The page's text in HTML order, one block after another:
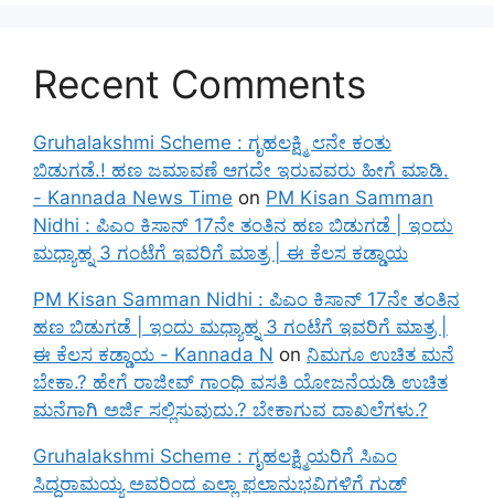
Recent Comments
Gruhalakshmi Scheme : ಗೃಹಲಕ್ಷ್ಮಿ ೮ನೇ ಕಂತು
ಬಿಡುಗಡೆ.! ಹಣ ಜಮಾವಣೆ ಆಗದೇ ಇರುವವರು ಹೀಗೆ ಮಾಡಿ.
- Kannada News Time on PM Kisan Samman
Nidhi : ಪಿಎಂ ಕಿಸಾನ್ 17ನೇ ತಂತಿನ ಹಣ ಬಿಡುಗಡೆ | ಇಂದು
ಮಧ್ಯಾಹ್ನ 3 ಗಂಟೆಗೆ ಇವರಿಗೆ ಮಾತ್ರ | ಈ ಕೆಲಸ ಕಡ್ಡಾಯ
PM Kisan Samman Nidhi : ಪಿಎಂ ಕಿಸಾನ್ 17ನೇ ತಂತಿನ
ಹಣ ಬಿಡುಗಡೆ | ಇಂದು ಮಧ್ಯಾಹ್ನ 3 ಗಂಟೆಗೆ ಇವರಿಗೆ ಮಾತ್ರ |
ಈ ಕೆಲಸ ಕಡ್ಡಾಯ - Kannada N on ನಿಮಗೂ ಉಚಿತ ಮನೆ
ಬೇಕಾ.? ಹೇಗೆ ರಾಜೀವ್ ಗಾಂಧಿ ವಸತಿ ಯೋಜನೆಯಡಿ ಉಚಿತ
ಮನೆಗಾಗಿ ಅರ್ಜಿ ಸಲ್ಲಿಸುವುದು.? ಬೇಕಾಗುವ ದಾಖಲೆಗಳು.?
Gruhalakshmi Scheme : ಗೃಹಲಕ್ಷ್ಮಿಯರಿಗೆ ಸಿಎಂ
ಸಿದ್ದರಾಮಯ್ಯ ಅವರಿಂದ ಎಲ್ಲಾ ಫಲಾನುಭವಿಗಳಿಗೆ ಗುಡ್